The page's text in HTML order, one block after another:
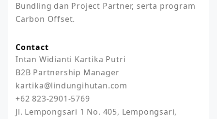
Bundling dan Project Partner, serta program
Carbon Offset.
Contact
Intan Widianti Kartika Putri
B2B Partnership Manager
kartika@lindungihutan.com
+62 823-2901-5769
Jl. Lempongsari 1 No. 405, Lempongsari,